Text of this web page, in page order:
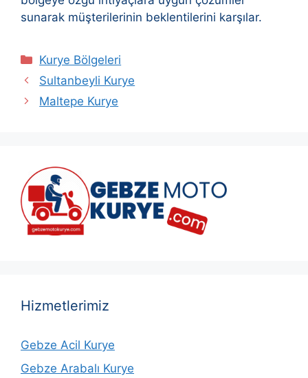
sunarak müşterilerinin beklentilerini karşılar.
Kategoriler
Kurye Bölgeleri
Sultanbeyli Kurye
Maltepe Kurye
Hizmetlerimiz
Gebze Acil Kurye
Gebze Arabalı Kurye